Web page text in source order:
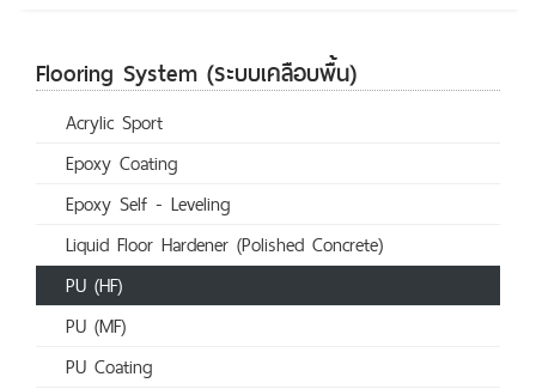
Flooring System (ระบบเคลือบพื้น)
Acrylic Sport
Epoxy Coating
Epoxy Self - Leveling
Liquid Floor Hardener (Polished Concrete)
PU (HF)
PU (MF)
PU Coating